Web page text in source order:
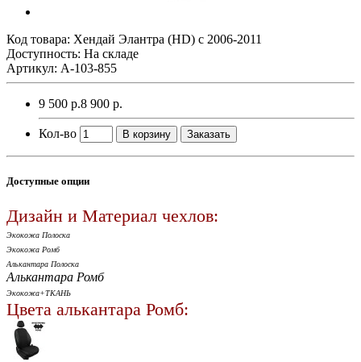
Код товара: Хендай Элантра (HD) с 2006-2011
Доступность: На складе
Артикул: A-103-855
9 500 р.8 900 р.
Кол-во В корзину Заказать
Доступные опции
Дизайн и Материал чехлов:
Экокожа Полоска
Экокожа Ромб
Алькантара Полоска
Алькантара Ромб
Экокожа+ТКАНЬ
Цвета алькантара Ромб: